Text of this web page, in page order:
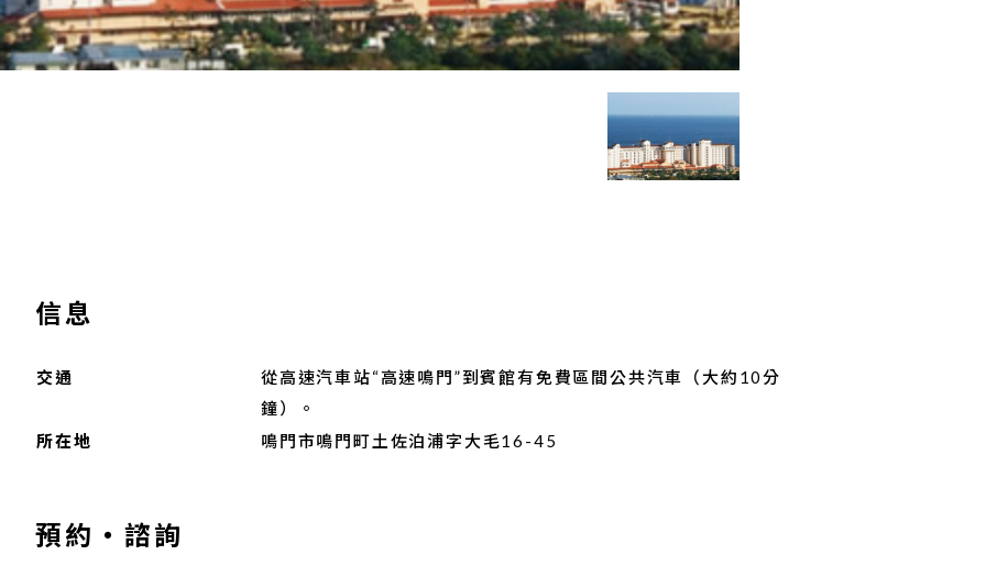
信息
交通
從高速汽車站“高速鳴門”到賓館有免費區間公共汽車（大約10分
鐘）。
所在地
鳴門市鳴門町土佐泊浦字大毛16-45
預約‧諮詢